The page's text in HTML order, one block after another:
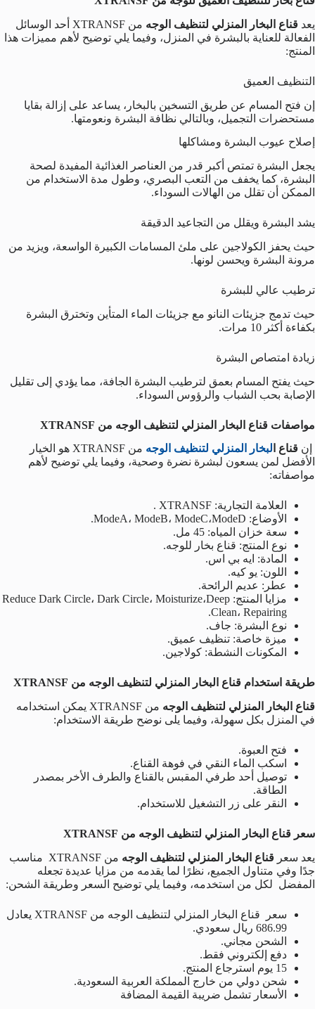
يعد قناع البخار المنزلي لتنظيف الوجه
من XTRANSF أحد الوسائل
الفعالة للعناية بالبشرة في المنزل، وفيما يلي توضيح لأهم مميزات هذا
المنتج:
التنظيف العميق
إن فتح المسام عن طريق التسخين بالبخار، يساعد على إزالة بقايا
مستحضرات التجميل، وبالتالي نظافة البشرة ونعومتها.
إصلاح عيوب البشرة ومشاكلها
يجعل البشرة تمتص أكبر قدر من العناصر الغذائية المفيدة لصحة
البشرة، كما يخفف من التعب البصري، وطول مدة الاستخدام من
الممكن أن تقلل من الهالات السوداء.
يشد البشرة ويقلل من التجاعيد الدقيقة
حيث يحفز الكولاجين على ملئ المسامات الكبيرة الواسعة، ويزيد من
مرونة البشرة ويحسن لونها.
ترطيب عالي للبشرة
حيث تدمج جزيئات النانو مع جزيئات الماء المتأين وتخترق البشرة
بكفاءة أكثر 10 مرات.
زيادة امتصاص البشرة
حيث يفتح المسام بعمق لترطيب البشرة الجافة، مما يؤدي إلى تقليل
الإصابة بحب الشباب والرؤوس السوداء.
مواصفات قناع البخار المنزلي لتنظيف الوجه من XTRANSF
إن قناع ا لبخار المنزلي لتنظيف الوجه
من XTRANSF هو الخيار
الأفضل لمن يسعون لبشرة نضرة وصحية، وفيما يلي توضيح لأهم
مواصفاته:
العلامة التجارية: XTRANSF .
الأوضاع: ModeA، ModeB، ModeC،ModeD.
سعة خزان المياه: 45 مل.
نوع المنتج: قناع بخار للوجه.
المادة: ايه بي اس.
اللون: يو كيه.
عطر: عديم الرائحة.
مزايا المنتج: Reduce Dark Circle، Dark Circle، Moisturize،Deep
Clean، Repairing.
نوع البشرة: جاف.
ميزة خاصة: تنظيف عميق.
المكونات النشطة: كولاجين.
طريقة استخدام قناع البخار المنزلي لتنظيف الوجه من XTRANSF
قناع البخار المنزلي لتنظيف الوجه من
XTRANSF يمكن استخدامه
في المنزل بكل سهولة، وفيما يلى نوضح طريقة الاستخدام:
فتح العبوة.
اسكب الماء النقي في فوهة القناع.
توصيل أحد طرفي المقبس بالقناع والطرف الأخر بمصدر
الطاقة.
النقر على زر التشغيل للاستخدام.
سعر قناع البخار المنزلي لتنظيف الوجه من XTRANSF
يعد سعر قناع البخار المنزلي لتنظيف الوجه
من XTRANSF مناسب
جدًا وفي متناول الجميع، نظرًا لما يقدمه من مزايا عديدة تجعله
المفضل لكل من استخدمه، وفيما يلي توضيح السعر وطريقة الشحن:
سعر قناع البخار المنزلي لتنظيف الوجه من XTRANSF يعادل
686.99 ريال سعودي.
الشحن مجاني.
دفع إلكتروني فقط.
15 يوم استرجاع المنتج.
شحن دولي من خارج المملكة العربية السعودية.
الأسعار تشمل ضريبة القيمة المضافة